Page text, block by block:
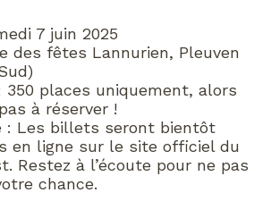
7 juin 2025
des fêtes Lannurien, Pleuven
350 places uniquement, alors
à réserver !
: Les billets seront bientôt
en ligne sur le site officiel du
Restez à l’écoute pour ne pas
chance.